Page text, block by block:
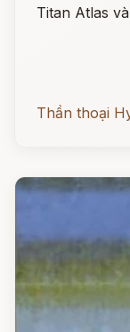
Titan Atlas
Thần thoại